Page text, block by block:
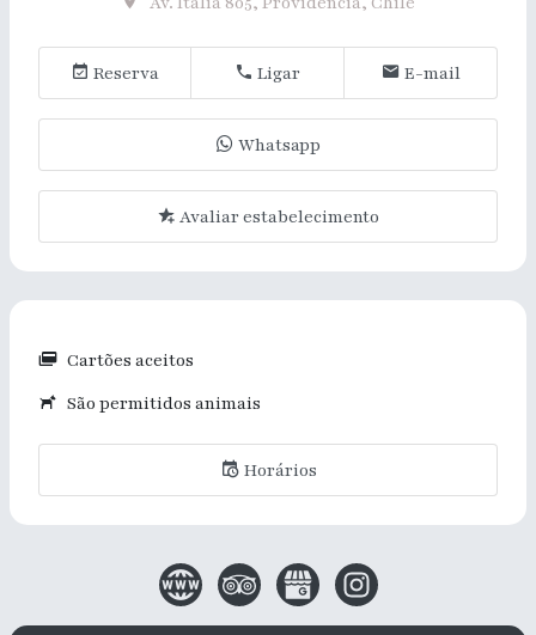
Reserva Ligar E-mail
Whatsapp
Avaliar estabelecimento
Cartões aceitos
São permitidos animais
Horários